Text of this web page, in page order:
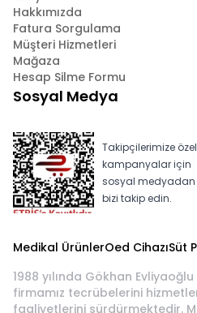
Hakkımızda
Fatura Sorgulama
Müşteri Hizmetleri
Mağaza
Hesap Silme Formu
Sosyal Medya
Takipçilerimize özel
kampanyalar için
sosyal medyadan
bizi takip edin.
Medikal ÜrünlerOed CihazıSüt
1988 yılında Gökhan
firmamız tecrübelerini
faaliyetlerini sürdürmektedir.